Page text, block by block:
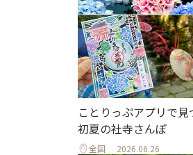
ことりっぷアプリで
初夏の社寺さんぽ
全国 2026.06.26